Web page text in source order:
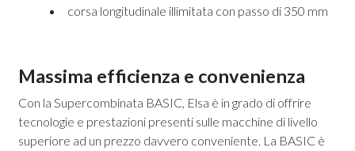
corsa longitudinale illimitata con passo di 350 mm
Massima efficienza e convenienza
Con la Supercombinata BASIC, Elsa è in grado di offrire
tecnologie e prestazioni presenti sulle macchine di livello
superiore ad un prezzo davvero conveniente. La BASIC è